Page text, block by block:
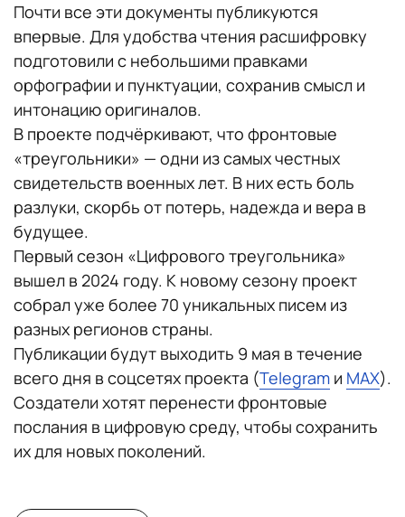
Почти все эти документы публикуются
впервые. Для удобства чтения расшифровку
подготовили с небольшими правками
орфографии и пунктуации, сохранив смысл и
интонацию оригиналов.
В проекте подчёркивают, что фронтовые
«треугольники» — одни из самых честных
свидетельств военных лет. В них есть боль
разлуки, скорбь от потерь, надежда и вера в
будущее.
Первый сезон «Цифрового треугольника»
вышел в 2024 году. К новому сезону проект
собрал уже более 70 уникальных писем из
разных регионов страны.
Публикации будут выходить 9 мая в течение
всего дня в соцсетях проекта (Telegram и MAX).
Создатели хотят перенести фронтовые
послания в цифровую среду, чтобы сохранить
их для новых поколений.